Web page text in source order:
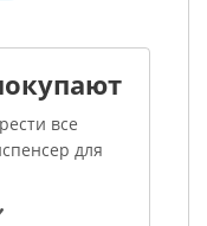
все
для